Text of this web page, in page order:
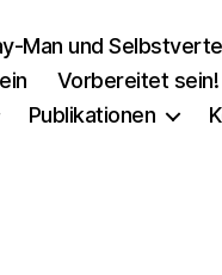
Man und
Vorbereitet sein!
Publikationen